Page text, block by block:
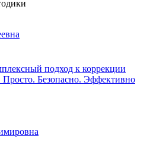
подход к коррекции
Просто. Безопасно. Эффективно